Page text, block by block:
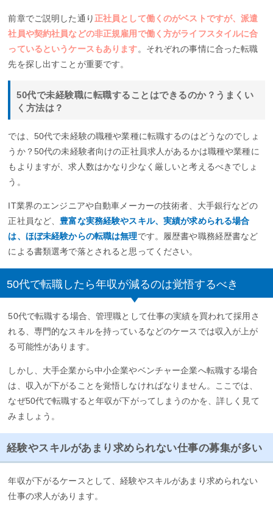
前章でご説明した通り正社員として働くのがベストですが、派遣
社員や契約社員などの非正規雇用で働く方がライフスタイルに合
っているというケースもあります。それぞれの事情に合った転職
先を探し出すことが重要です。
50代で未経験職に転職することはできるのか？うまくい
く方法は？
では、50代で未経験の職種や業種に転職するのはどうなのでしょ
うか？50代の未経験者向けの正社員求人があるかは職種や業種に
もよりますが、求人数はかなり少なく厳しいと考えるべきでしょ
う。
IT業界のエンジニアや自動車メーカーの技術者、大手銀行などの
正社員など、豊富な実務経験やスキル、実績が求められる場合
は、ほぼ未経験からの転職は無理です。履歴書や職務経歴書など
による書類選考で落とされると思ってください。
50代で転職したら年収が減るのは覚悟するべき
50代で転職する場合、管理職として仕事の実績を買われて採用さ
れる、専門的なスキルを持っているなどのケースでは収入が上が
る可能性があります。
しかし、大手企業から中小企業やベンチャー企業へ転職する場合
は、収入が下がることを覚悟しなければなりません。ここでは、
なぜ50代で転職すると年収が下がってしまうのかを、詳しく見て
みましょう。
経験やスキルがあまり求められない仕事の募集が多い
年収が下がるケースとして、経験やスキルがあまり求められない
仕事の求人があります。